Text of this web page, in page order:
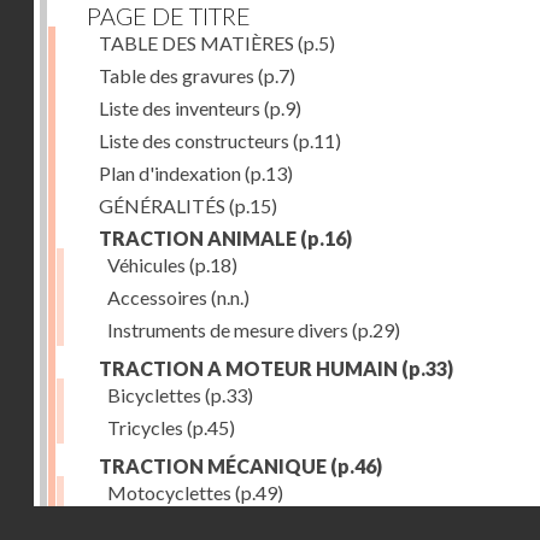
PAGE DE TITRE
TABLE DES MATIÈRES (p.5)
Table des gravures (p.7)
Liste des inventeurs (p.9)
Liste des constructeurs (p.11)
Plan d'indexation(p.13)
GÉNÉRALITÉS (p.15)
TRACTION ANIMALE (p.16)
Véhicules (p.18)
Accessoires (n.n.)
Instruments de mesure divers (p.29)
TRACTION A MOTEUR HUMAIN (p.33)
Bicyclettes (p.33)
Tricycles (p.45)
TRACTION MÉCANIQUE (p.46)
Motocyclettes (p.49)